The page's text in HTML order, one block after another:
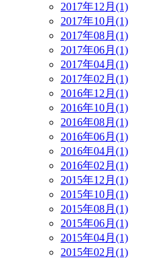
2017年12月(1)
2017年10月(1)
2017年08月(1)
2017年06月(1)
2017年04月(1)
2017年02月(1)
2016年12月(1)
2016年10月(1)
2016年08月(1)
2016年06月(1)
2016年04月(1)
2016年02月(1)
2015年12月(1)
2015年10月(1)
2015年08月(1)
2015年06月(1)
2015年04月(1)
2015年02月(1)